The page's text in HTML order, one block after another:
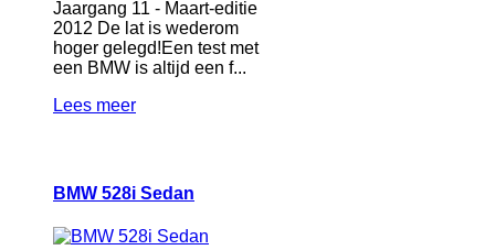
Jaargang 11 - Maart-editie
2012 De lat is wederom
hoger gelegd!Een test met
een BMW is altijd een f...
Lees meer
BMW 528i Sedan